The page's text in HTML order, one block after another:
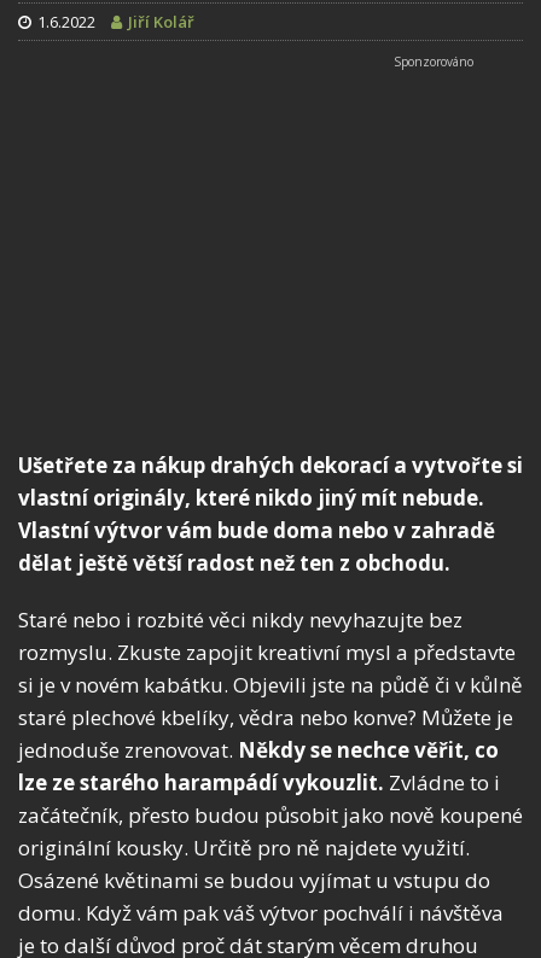
1.6.2022 Jiří Kolář
Ušetřete za nákup drahých dekorací a vytvořte si
vlastní originály, které nikdo jiný mít nebude.
Vlastní výtvor vám bude doma nebo v zahradě
dělat ještě větší radost než ten z obchodu.
Staré nebo i rozbité věci nikdy nevyhazujte bez
rozmyslu. Zkuste zapojit kreativní mysl a představte
si je v novém kabátku. Objevili jste na půdě či v kůlně
staré plechové kbelíky, vědra nebo konve? Můžete je
jednoduše zrenovovat. Někdy se nechce věřit, co
lze ze starého harampádí vykouzlit. Zvládne to i
začátečník, přesto budou působit jako nově koupené
originální kousky. Určitě pro ně najdete využití.
Osázené květinami se budou vyjímat u vstupu do
domu. Když vám pak váš výtvor pochválí i návštěva
je to další důvod proč dát starým věcem druhou